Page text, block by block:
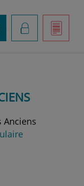
]
K
Anciens